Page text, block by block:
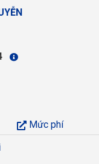
Mức phí